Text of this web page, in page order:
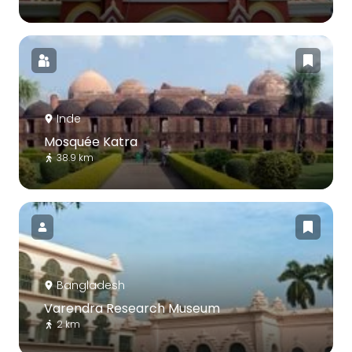
Inde
Mosquée Katra
38.9 km
Bangladesh
Varendra Research Museum
2 km